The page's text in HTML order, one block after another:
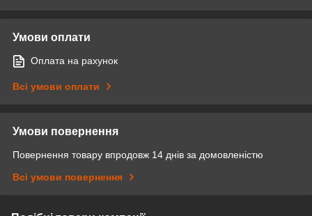
Умови оплати
Оплата на рахунок
Всі умови оплати
Умови повернення
Повернення товару впродовж 14 днів за домовленістю
Всі умови повернення